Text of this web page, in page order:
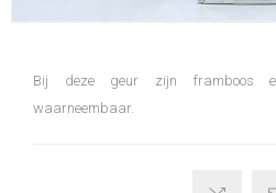
Bij deze geur zijn framboos
waarneembaar.